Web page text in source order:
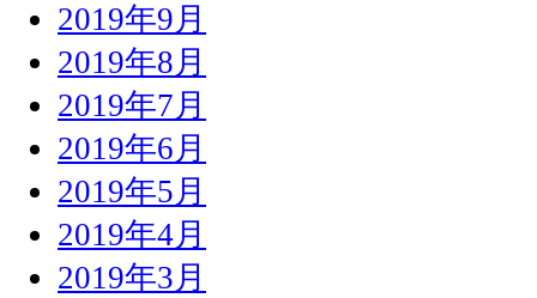
2019年9月
2019年8月
2019年7月
2019年6月
2019年5月
2019年4月
2019年3月